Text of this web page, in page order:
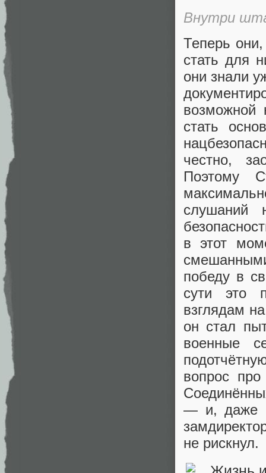
Внутри
Теперь
стать для
они знали
возможной
стать
честно,
Поэтому
слушаний
в этот
победу в
сути это
взглядам
он стал
военные
вопрос
— и, даже
не рискнул.